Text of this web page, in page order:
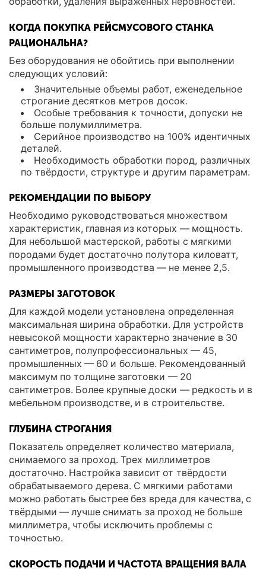
КОГДА ПОКУПКА РЕЙСМУСОВОГО СТАНКА
РАЦИОНАЛЬНА?
Без оборудования не обойтись при выполнении
следующих условий:
Значительные объемы работ, еженедельное
строгание десятков метров досок.
Особые требования к точности, допуски не
больше полумиллиметра.
Серийное производство на 100% идентичных
деталей.
Необходимость обработки пород, различных
по твёрдости, структуре и другим параметрам.
РЕКОМЕНДАЦИИ ПО ВЫБОРУ
Необходимо руководствоваться множеством
характеристик, главная из которых — мощность.
Для небольшой мастерской, работы с мягкими
породами будет достаточно полутора киловатт,
промышленного производства — не менее 2,5.
РАЗМЕРЫ ЗАГОТОВОК
Для каждой модели установлена определенная
максимальная ширина обработки. Для устройств
невысокой мощности характерно значение в 30
сантиметров, полупрофессиональных — 45,
промышленных — 60 и больше. Рекомендованный
максимум по толщине заготовки — 20
сантиметров. Более крупные доски — редкость и в
мебельном производстве, и в строительстве.
ГЛУБИНА СТРОГАНИЯ
Показатель определяет количество материала,
снимаемого за проход. Трех миллиметров
достаточно. Настройка зависит от твёрдости
обрабатываемого дерева. С мягкими работами
можно работать быстрее без вреда для качества, с
твёрдыми — лучше снимать за проход не больше
миллиметра, чтобы исключить проблемы с
точностью.
СКОРОСТЬ ПОДАЧИ И ЧАСТОТА ВРАЩЕНИЯ ВАЛА